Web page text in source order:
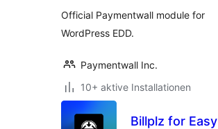
Official Paymentwall module for
WordPress EDD.
Paymentwall Inc.
10+ aktive Installationen
Billplz for Easy